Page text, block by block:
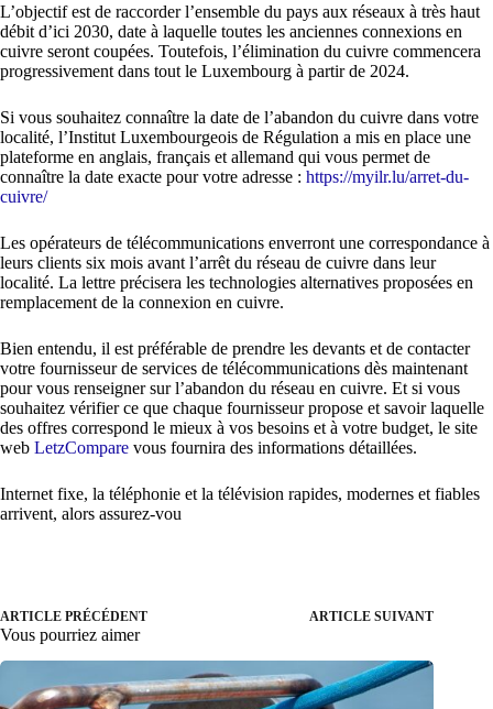
L’objectif est de raccorder l’ensemble du pays aux réseaux à très haut
débit d’ici 2030, date à laquelle toutes les anciennes connexions en
cuivre seront coupées. Toutefois, l’élimination du cuivre commencera
progressivement dans tout le Luxembourg à partir de 2024.
Si vous souhaitez connaître la date de l’abandon du cuivre dans votre
localité, l’Institut Luxembourgeois de Régulation a mis en place une
plateforme en anglais, français et allemand qui vous permet de
connaître la date exacte pour votre adresse : https://myilr.lu/arret-du-
cuivre/
Les opérateurs de télécommunications enverront une correspondance à
leurs clients six mois avant l’arrêt du réseau de cuivre dans leur
localité. La lettre précisera les technologies alternatives proposées en
remplacement de la connexion en cuivre.
Bien entendu, il est préférable de prendre les devants et de contacter
votre fournisseur de services de télécommunications dès maintenant
pour vous renseigner sur l’abandon du réseau en cuivre. Et si vous
souhaitez vérifier ce que chaque fournisseur propose et savoir laquelle
des offres correspond le mieux à vos besoins et à votre budget, le site
web LetzCompare vous fournira des informations détaillées.
Internet fixe, la téléphonie et la télévision rapides, modernes et fiables
arrivent, alors assurez-vou
ARTICLE PRÉCÉDENT ARTICLE SUIVANT
Vous pourriez aimer